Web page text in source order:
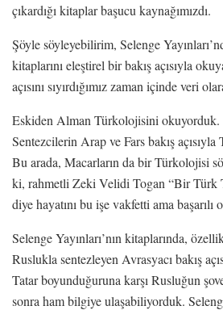
çıkardığı kitaplar başucu kaynağımızdı.
Şöyle söyleyebilirim, Selenge
kitaplarını eleştirel bir bakış açısıyla
açısını sıyırdığımız zaman içinde veri
Eskiden Alman Türkolojisini
Sentezcilerin Arap ve Fars bakış
Bu arada, Macarların da bir Türkolojisi
ki, rahmetli Zeki Velidi Togan “Bir Türk
diye hayatını bu işe vakfetti ama başarılı
Selenge Yayınları’nın kitaplarında,
Ruslukla sentezleyen Avrasyacı bakış
Tatar boyunduğuruna karşı Rusluğun
sonra ham bilgiye ulaşabiliyorduk.